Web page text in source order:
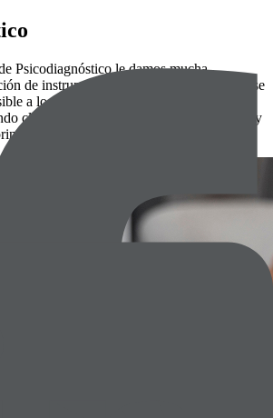
Psicodiagnóstico le damos mucha
de instrumentos de evaluación para que se
a lo que se necesita diagnosticar, lo
claramente cuál es el motivo de consulta y
en la demanda.